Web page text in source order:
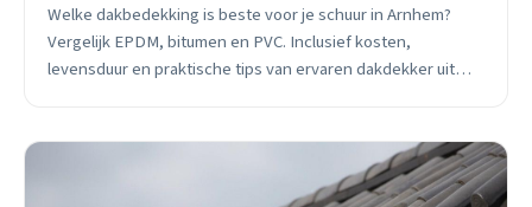
Welke dakbedekking is beste voor je schuur in Arnhem?
Vergelijk EPDM, bitumen en PVC. Inclusief kosten,
levensduur en praktische tips van ervaren dakdekker uit